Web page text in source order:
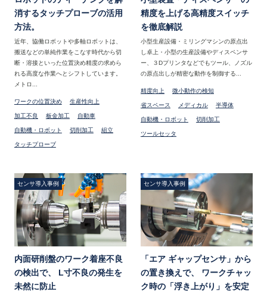
消するタッチプローブの活用
方法。
近年、協働ロボットや多軸ロボットは、
搬送などの単純作業をこなす時代から切
断・溶接といった位置決め精度の求めら
れる高度な作業へとシフトしています。
メトロ...
ワークの位置決め 生産性向上
加工不良 板金加工 自動車
自動機・ロボット 切削加工 組立
タッチプローブ
精度を上げる高精度スイッチ
を徹底解説
小型生産設備・ミリングマシンの原点出
し卓上・小型の生産設備やディスペンサ
ー、３Dプリンタなどでもツール、ノズル
の原点出しが精密な動作を制御する...
精度向上 微小動作の検知
省スペース メディカル 半導体
自動機・ロボット 切削加工
ツールセッタ
センサ導入事例
内面研削盤のワーク着座不良
の検出で、 L寸不良の発生を
未然に防止
センサ導入事例
「エア ギャップセンサ」から
の置き換えで、 ワークチャッ
ク時の「浮き上がり」を安定